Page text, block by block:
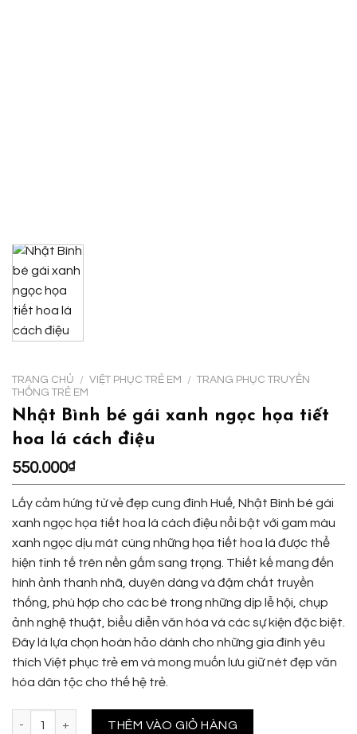
TRANG CHỦ / VIỆT PHỤC TRẺ EM / TRANG PHỤC TRUYỀN
THỐNG TRẺ EM
Nhật Bình bé gái xanh ngọc họa tiết
hoa lá cách điệu
550.000₫
Lấy cảm hứng từ vẻ đẹp cung đình Huế, Nhật Bình bé gái
xanh ngọc họa tiết hoa lá cách điệu nổi bật với gam màu
xanh ngọc dịu mát cùng những họa tiết hoa lá được thể
hiện tinh tế trên nền gấm sang trọng. Thiết kế mang đến
hình ảnh thanh nhã, duyên dáng và đậm chất truyền
thống, phù hợp cho các bé trong những dịp lễ hội, chụp
ảnh nghệ thuật, biểu diễn văn hóa và các sự kiện đặc biệt.
Đây là lựa chọn hoàn hảo dành cho những gia đình yêu
thích Việt phục trẻ em và mong muốn lưu giữ nét đẹp văn
hóa dân tộc cho thế hệ trẻ.
Nhật Bình bé gái xanh ngọc họa tiết hoa lá cách điệu số lượng
THÊM VÀO GIỎ HÀNG